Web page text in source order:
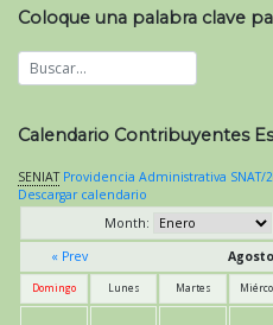
Coloque una palabra clave
Calendario Contribuyentes
SENIAT Providencia Administrativa SNAT/
Descargar calendario
Month:
« Prev
Domingo Lunes Martes